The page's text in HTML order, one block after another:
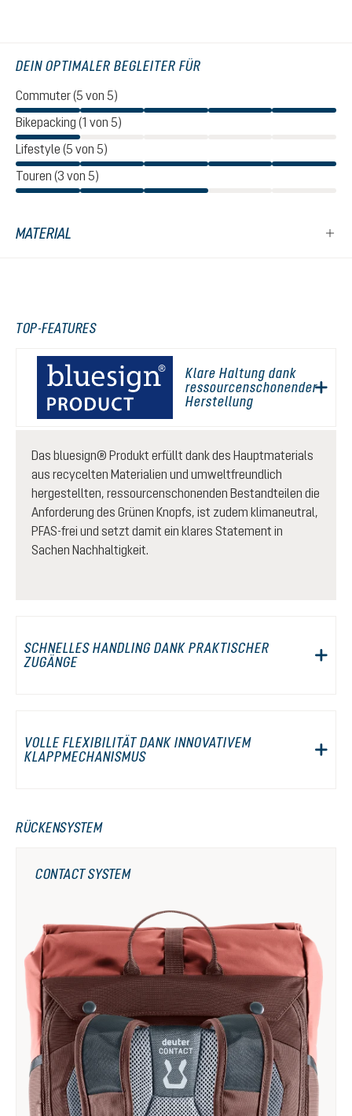
DEIN OPTIMALER BEGLEITER FÜR
Commuter (5 von 5)
Bikepacking (1 von 5)
Lifestyle (5 von 5)
Touren (3 von 5)
MATERIAL
TOP-FEATURES
Klare Haltung dank
ressourcenschonender
Herstellung
Das bluesign® Produkt erfüllt dank des Hauptmaterials
aus recycelten Materialien und umweltfreundlich
hergestellten, ressourcenschonenden Bestandteilen die
Anforderung des Grünen Knopfs, ist zudem klimaneutral,
PFAS-frei und setzt damit ein klares Statement in
Sachen Nachhaltigkeit.
SCHNELLES HANDLING DANK PRAKTISCHER
ZUGÄNGE
VOLLE FLEXIBILITÄT DANK INNOVATIVEM
KLAPPMECHANISMUS
RÜCKENSYSTEM
CONTACT SYSTEM